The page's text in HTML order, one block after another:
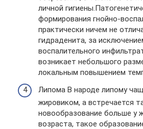
личной
формирования гнойно-
практически ничем не
гидраденита, за
воспалительного
возникает небольшого
локальным повышением
Липома В народе липому
жировиком, а встречается
новообразование больше у
возраста, такое